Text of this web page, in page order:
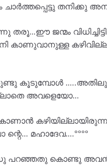
ചാർത്തപ്പെട്ടു തനിക്കു
ജന്മം
കാണുവാനുള്ള
കൂടുമ്പോൾ
അവളെയോ…
മഹാദേവ….°°°°
പറഞ്ഞതു കൊണ്ടു അവൻ